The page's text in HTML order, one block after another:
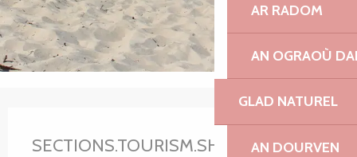
AR RADOM
AN OGRAOÙ
GLAD NATUREL
AN DOURVEN